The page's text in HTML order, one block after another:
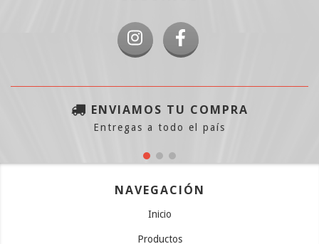
ENVIAMOS TU COMPRA
Entregas a todo el país
NAVEGACIÓN
Inicio
Productos